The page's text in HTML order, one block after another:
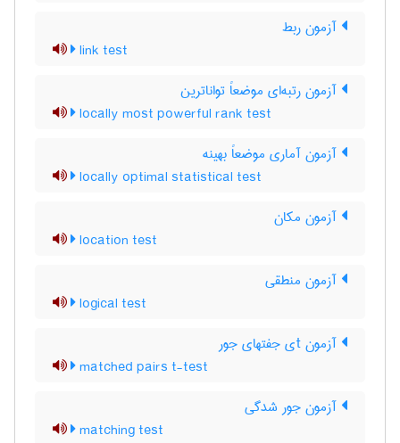
آزمون ربط
link test
آزمون رتبه‌ای موضعاً تواناترین
locally most powerful rank test
آزمون آماری موضعاً بهینه
locally optimal statistical test
آزمون مکان
location test
آزمون منطقی
logical test
آزمون tی جفتهای جور
matched pairs t-test
آزمون جور شدگی
matching test